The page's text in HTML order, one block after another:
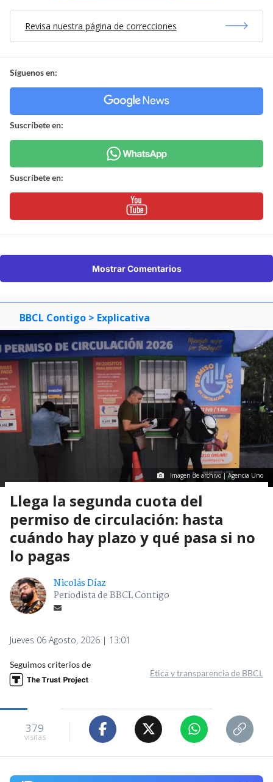
Revisa nuestra página de correcciones
Síguenos en:
Suscríbete en:
Suscríbete en:
Mostrar Comentarios
BBCL Contigo > Explicativa
Imagen de archivo | Agencia Uno
Llega la segunda cuota del
permiso de circulación: hasta
cuándo hay plazo y qué pasa si no
lo pagas
Nicolás Díaz
Periodista de BBCL Contigo
Jueves 06 Agosto, 2026 | 13:01
Seguimos criterios de
Ética y transparencia de BBCL
379
visitas